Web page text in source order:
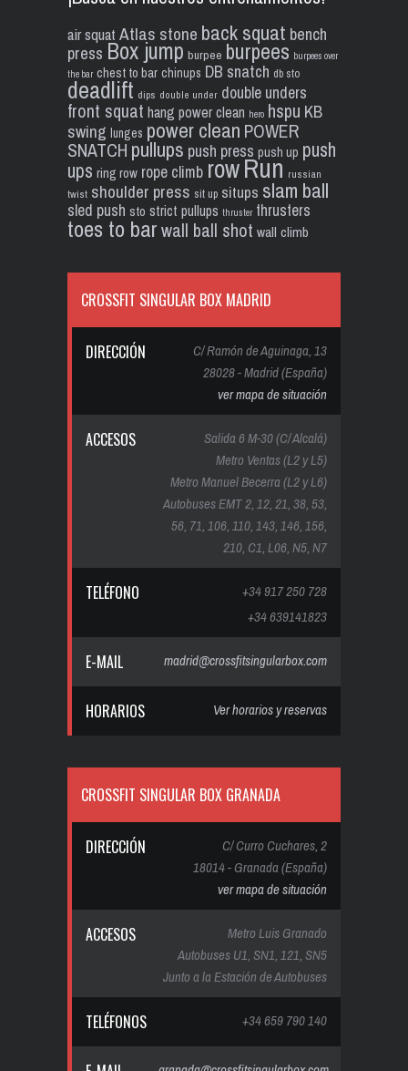
air squat Atlas stone back squat bench
press Box jump burpee burpees burpees over
the bar chest to bar chinups DB snatch db sto
deadlift dips double under double unders
front squat hang power clean hero hspu KB
swing lunges power clean POWER
SNATCH pullups push press push up push
ups ring row rope climb rowRun russian
twist shoulder press sit up situps slam ball
sled push sto strict pullups thruster thrusters
toes to barwall ball shot wall climb
CROSSFIT SINGULAR BOX MADRID
DIRECCIÓN
C/ Ramón de Aguinaga, 13
28028 - Madrid (España)
ver mapa de situación
ACCESOS
Salida 6 M-30 (C/ Alcalá)
Metro Ventas (L2 y L5)
Metro Manuel Becerra (L2 y L6)
Autobuses EMT 2, 12, 21, 38, 53,
56, 71, 106, 110, 143, 146, 156,
210, C1, L06, N5, N7
TELÉFONO
+34 917 250 728
+34 639141823
E-MAIL madrid@crossfitsingularbox.com
HORARIOS Ver horarios y reservas
CROSSFIT SINGULAR BOX GRANADA
DIRECCIÓN
C/ Curro Cuchares, 2
18014 - Granada (España)
ver mapa de situación
ACCESOS
Metro Luis Granado
Autobuses U1, SN1, 121, SN5
Junto a la Estación de Autobuses
TELÉFONOS +34 659 790 140